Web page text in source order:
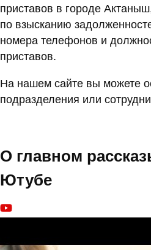
приставов в городе
по взысканию
номера телефонов и
приставов.
На нашем сайте вы можете
подразделения или
О главном
Ютубе